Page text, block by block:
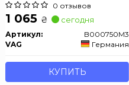
0 отзывов
1 065 ₴ сегодня
Артикул:
B000750M3
VAG
Германия
КУПИТЬ